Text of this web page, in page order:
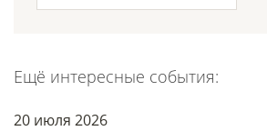
Ещё интересные события:
20 июля 2026